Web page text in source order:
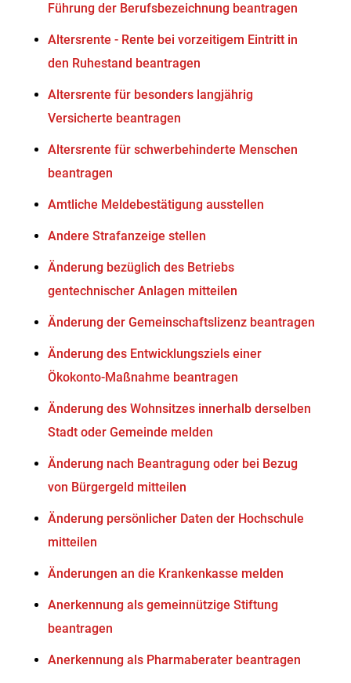
Führung der Berufsbezeichnung beantragen
Altersrente - Rente bei vorzeitigem Eintritt in
den Ruhestand beantragen
Altersrente für besonders langjährig
Versicherte beantragen
Altersrente für schwerbehinderte Menschen
beantragen
Amtliche Meldebestätigung ausstellen
Andere Strafanzeige stellen
Änderung bezüglich des Betriebs
gentechnischer Anlagen mitteilen
Änderung der Gemeinschaftslizenz beantragen
Änderung des Entwicklungsziels einer
Ökokonto-Maßnahme beantragen
Änderung des Wohnsitzes innerhalb derselben
Stadt oder Gemeinde melden
Änderung nach Beantragung oder bei Bezug
von Bürgergeld mitteilen
Änderung persönlicher Daten der Hochschule
mitteilen
Änderungen an die Krankenkasse melden
Anerkennung als gemeinnützige Stiftung
beantragen
Anerkennung als Pharmaberater beantragen